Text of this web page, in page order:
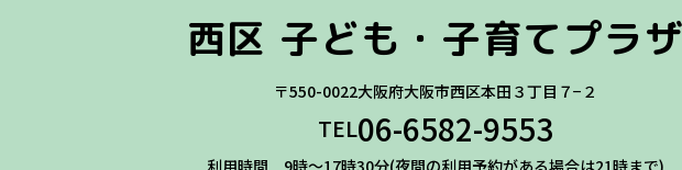
西区 子ども・子育てプラ
〒550-0022大阪府大阪市西区本田３丁目７−２
TEL06-6582-9553
利用時間 9時～17時30分(夜間の利用予約がある場合は21時まで)